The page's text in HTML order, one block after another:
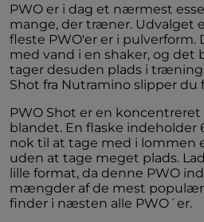
PWO er i dag et nærmest
mange, der træner. Udvalget
fleste PWO'er er i pulverform.
med vand i en shaker, og
tager desuden plads i
Shot fra Nutramino slipper du
PWO Shot er en koncentreret
blandet. En flaske indeholder
nok til at tage med i lommen
uden at tage meget plads.
lille format, da denne PWO
mængder af de mest
finder i næsten alle PWO´er.